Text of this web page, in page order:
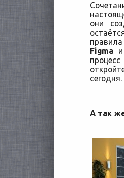
они
Figma
сегодня.
А так